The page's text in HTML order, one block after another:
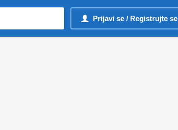
Prijavi se / Registrujte se